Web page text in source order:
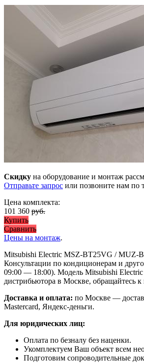
Скидку на оборудование и монтаж
Отправьте запрос или позвоните нам по
Цена комплекта:
101 360 руб.
Купить
Сравнить
Цены на монтаж.
Mitsubishi Electric MSZ-BT25VG / MUZ-
Консультации по кондиционерам и
09:00 — 18:00). Модель Mitsubishi
дистрибьютора в Москве, обращайтесь к
Доставка и оплата: по Москве —
Mastercard, Яндекс-деньги.
Для юридических лиц:
Оплата по безналу без наценки.
Укомплектуем Ваш объект всем
Подготовим сопроводительные